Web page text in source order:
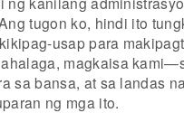
tugon ko, hindi ito
usap para
magkaisa
sa bansa, at sa landas
ng mga ito.